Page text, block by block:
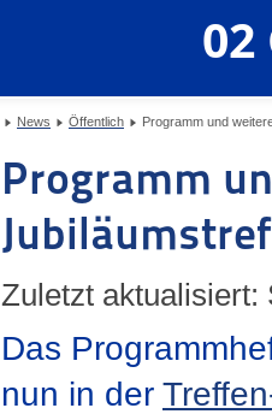
02
News Öffentlich Programm und
Programm
Zuletzt aktualisiert:
Das
nun in der